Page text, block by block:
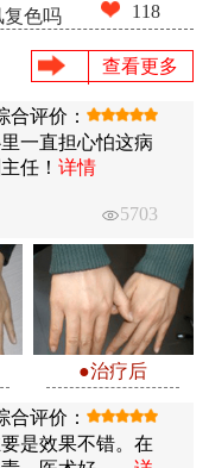
复色吗 118
查看更多
合评价：
一直担心怕这病
任！详情
5703
●治疗后
合评价：
是效果不错。在